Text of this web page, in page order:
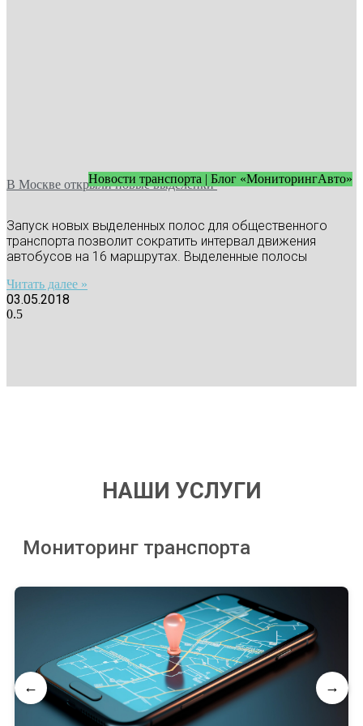
Новости транспорта | Блог «МониторингАвто»
В Москве открыли новые выделенки
Запуск новых выделенных полос для общественного
транспорта позволит сократить интервал движения
автобусов на 16 маршрутах. Выделенные полосы
Читать далее »
03.05.2018
НАШИ УСЛУГИ
Мониторинг транспорта
← →